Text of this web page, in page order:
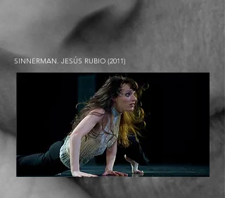
SINNERMAN. JESÚS RUBIO (2011)